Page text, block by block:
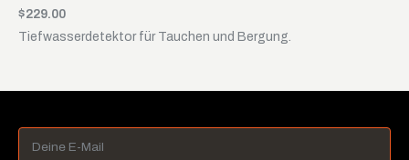
$229.00
Tiefwasserdetektor für Tauchen und Bergung.